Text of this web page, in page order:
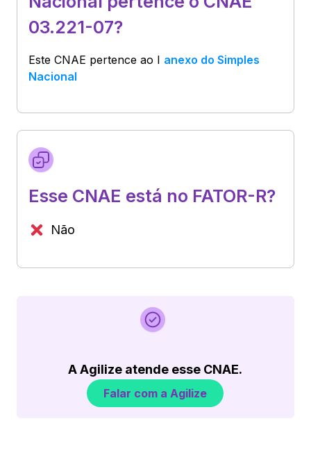
03.221-07?
Este CNAE pertence ao I anexo do Simples
Nacional
Esse CNAE está no FATOR-R?
Não
A Agilize atende esse CNAE.
Falar com a Agilize